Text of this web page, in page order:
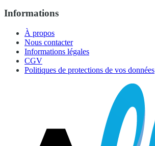
Informations
À propos
Nous contacter
Informations légales
CGV
Politiques de protections de vos données